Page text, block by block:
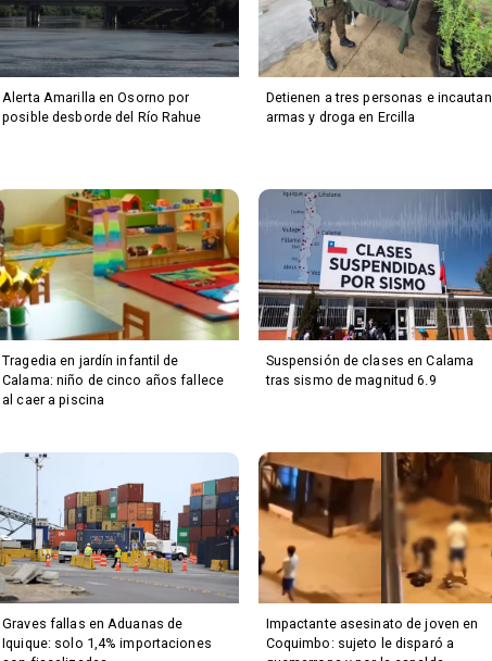
Alerta Amarilla en Osorno por
posible desborde del Río Rahue
Detienen a tres personas e incautan
armas y droga en Ercilla
Tragedia en jardín infantil de
Calama: niño de cinco años fallece
al caer a piscina
Suspensión de clases en Calama
tras sismo de magnitud 6.9
Graves fallas en Aduanas de
Iquique: solo 1,4% importaciones
Impactante asesinato de joven en
Coquimbo: sujeto le disparó a